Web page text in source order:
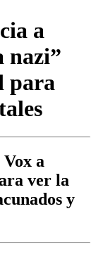
a
nazi”
para
a
ver la
y